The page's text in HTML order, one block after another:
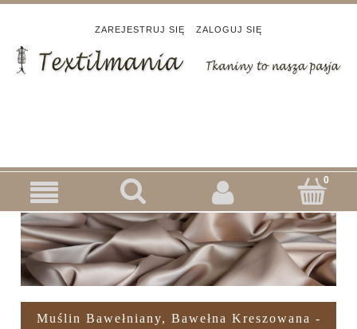
ZAREJESTRUJ SIĘ ZALOGUJ SIĘ
Muślin Bawełniany, Bawełna Kreszowana -